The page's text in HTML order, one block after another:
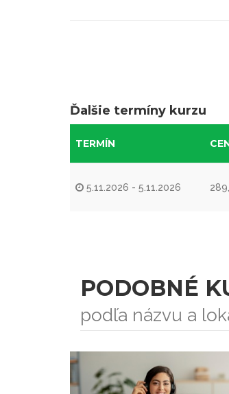
Ďalšie termíny kurzu
TERMÍN
5.11.2026 - 5.11.2026
PODOBNÉ
podľa názvu a